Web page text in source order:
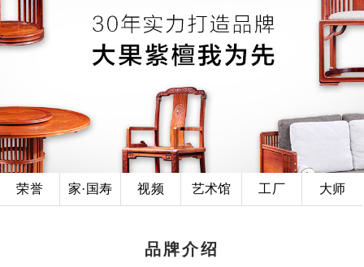
荣誉 家·国寿 视频 艺术馆 工厂 大师
品牌介绍